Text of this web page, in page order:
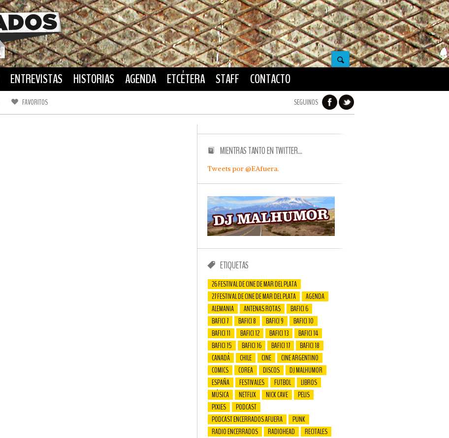
ENTREVISTAS HISTORIAS AGENDA ETCÉTERA STAFF CONTACTO
SEGUINOS
FAVORITOS
MIENTRAS TANTO EN TWITTER…
Tweets por @EAfuera.
ETIQUETAS
26 FESTIVAL DE CINE DE MAR DEL PLATA
27 FESTIVAL DE CINE DE MAR DEL PLATA
AGENDA
ALEMANIA
ANTENAS ROTAS
BAFICI 6
BAFICI 7
BAFICI 8 BAFICI 9
BAFICI 10
BAFICI 11
BAFICI 12 BAFICI 13
BAFICI 14
BAFICI 15
BAFICI 16 BAFICI 17
BAFICI 18
CANADÁ
CHILE CINE
CINE ARGENTINO
COMICS
COREA DISCOS
DJ MALHUMOR
ESPAÑA
FESTIVALES FUTBOL
LIBROS
MÚSICA
NETFLIX NICK CAVE
PELIS
PIXIES
PODCAST
PODCAST ENCERRADOS AFUERA
PUNK
RADIO ENCERRADOS
RADIOHEAD
RECITALES